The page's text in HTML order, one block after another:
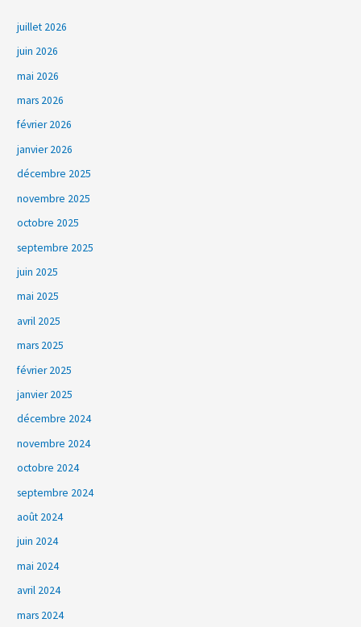
juillet 2026
juin 2026
mai 2026
mars 2026
février 2026
janvier 2026
décembre 2025
novembre 2025
octobre 2025
septembre 2025
juin 2025
mai 2025
avril 2025
mars 2025
février 2025
janvier 2025
décembre 2024
novembre 2024
octobre 2024
septembre 2024
août 2024
juin 2024
mai 2024
avril 2024
mars 2024